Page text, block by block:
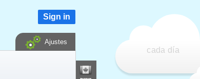
cada día
Sign in
Ajustes